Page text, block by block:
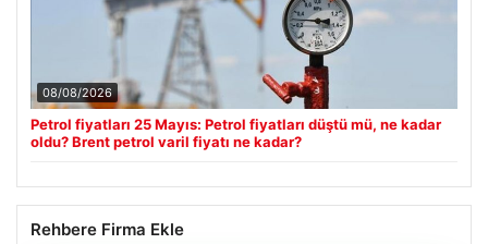
08/08/2026
Petrol fiyatları 25 Mayıs: Petrol fiyatları düştü mü, ne kadar
oldu? Brent petrol varil fiyatı ne kadar?
Rehbere Firma Ekle